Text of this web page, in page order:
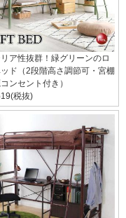
ア性抜群！緑グリーンのロ
ド（2段階高さ調節可・宮棚
ンセント付き）
税抜)